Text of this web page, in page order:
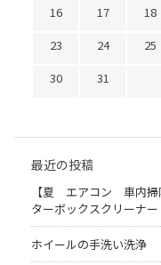
16
17 18
23
24 25
30
31
最近の投稿
【夏 エアコン 車内掃
ターボックスクリーナー
ホイールの手洗い洗浄